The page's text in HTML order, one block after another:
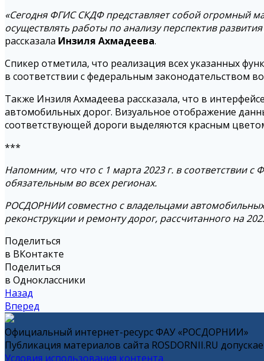
«Сегодня ФГИС СКДФ представляет собой огромный
осуществлять работы по анализу перспектив
рассказала Инзиля Ахмадеева.
Спикер отметила, что реализация всех указанных
в соответствии с федеральным законодательством
Также Инзиля Ахмадеева рассказала, что в
автомобильных дорог. Визуальное отображение
соответствующей дороги выделяются красным
***
Напомним, что что с 1 марта 2023 г. в соответствии
обязательным во всех регионах.
РОСДОРНИИ совместно с владельцами
реконструкции и ремонту дорог, рассчитанного на
Поделиться
в ВКонтакте
Поделиться
в Одноклассники
Назад
Вперед
Официальный интернет-ресурс ФАУ «РОСДОРНИИ»
Публикация материалов сайта ROSDORNII.RU
Условия использования контента